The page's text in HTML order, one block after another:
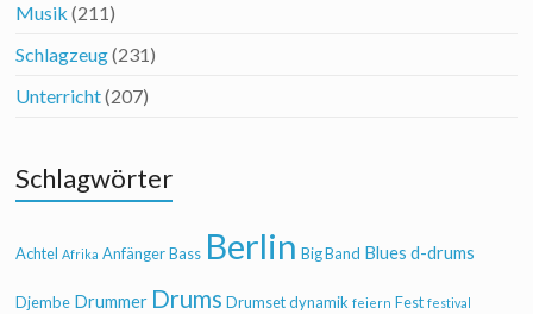
Musik (211)
Schlagzeug(231)
Unterricht(207)
Schlagwörter
Achtel Afrika Anfänger Bass Berlin Big Band Blues d-drums
Djembe Drummer Drums Drumset dynamik feiern Fest festival